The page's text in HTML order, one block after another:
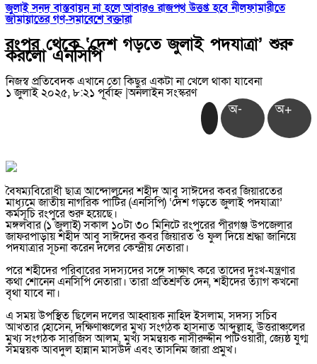
জুলাই সনদ বাস্তবায়ন না হলে আবারও রাজপথ উত্তপ্ত হবে নীলফামারীতে
জামায়াতের গণ-সমাবেশে বক্তারা
রংপুর থেকে ‘দেশ গড়তে জুলাই পদযাত্রা’ শুরু
করলো এনসিপি
নিজস্ব প্রতিবেদক এখানে তো কিছুর একটা না খেলে থাকা যাবেনা
১ জুলাই ২০২৫, ৮:২১ পূর্বাহ্ন|অনলাইন সংস্করণ
অ- অ+
বৈষম্যবিরোধী ছাত্র আন্দোলনের শহীদ আবু সাঈদের কবর জিয়ারতের
মাধ্যমে জাতীয় নাগরিক পার্টির (এনসিপি) ‘দেশ গড়তে জুলাই পদযাত্রা’
কর্মসূচি রংপুরে শুরু হয়েছে।
মঙ্গলবার (১ জুলাই) সকাল ১০টা ৩০ মিনিটে রংপুরের পীরগঞ্জ উপজেলার
জাফরপাড়ায় শহীদ আবু সাঈদের কবর জিয়ারত ও ফুল দিয়ে শ্রদ্ধা জানিয়ে
পদযাত্রার সূচনা করেন দলের কেন্দ্রীয় নেতারা।
পরে শহীদের পরিবারের সদস্যদের সঙ্গে সাক্ষাৎ করে তাদের দুঃখ-যন্ত্রণার
কথা শোনেন এনসিপি নেতারা। তারা প্রতিশ্রুতি দেন, শহীদের ত্যাগ কখনো
বৃথা যাবে না।
এ সময় উপস্থিত ছিলেন দলের আহ্বায়ক নাহিদ ইসলাম, সদস্য সচিব
আখতার হোসেন, দক্ষিণাঞ্চলের মুখ্য সংগঠক হাসনাত আব্দুল্লাহ, উত্তরাঞ্চলের
মুখ্য সংগঠক সারজিস আলম, মুখ্য সমন্বয়ক নাসীরুদ্দীন পাটওয়ারী, জ্যেষ্ঠ যুগ্ম
সমন্বয়ক আবদুল হান্নান মাসউদ এবং তাসনিম জারা প্রমুখ।